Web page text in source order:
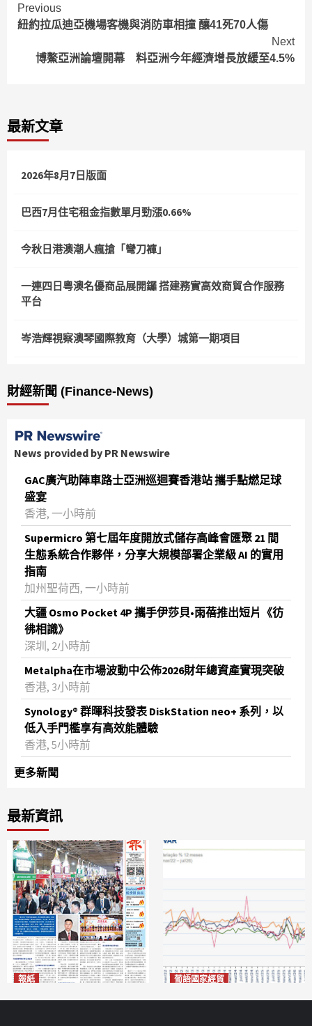
Continue
Reading
Previous
紐約拉瓜迪亞機場客機與消防車相撞 釀41死70人傷
Next
博鰲亞洲論壇開幕 料亞洲今年經濟增長放緩至4.5%
最新文章
2026年8月7日版面
巴西7月住宅租金指數單月勁漲0.66%
今秋日港澳潮人瘋搶「彎刀褲」
一連四日粵澳名優商品展開鑼 搭建務實高效商貿合作服務
平台
岑浩輝視察澳琴國際教育（大學）城第一期項目
財經新聞 (Finance-News)
News provided by PR Newswire
GAC廣汽助陣車路士亞洲巡迴賽香港站 攜手點燃足球
盛宴
香港, 一小時前
Supermicro 第七屆年度開放式儲存高峰會匯聚 21 間
生態系統合作夥伴，分享大規模部署企業級 AI 的實用
指南
加州聖荷西, 一小時前
大疆 Osmo Pocket 4P 攜手伊莎貝•雨蓓推出短片《彷
彿相識》
深圳, 2小時前
Metalpha在市場波動中公佈2026財年總資產實現突破
‌香港, 3小時前
Synology® 群暉科技發表 DiskStation neo+ 系列，以
低入手門檻享有高效能體驗
香港, 5小時前
更多新聞
最新資訊
報紙 葡語國家經貿